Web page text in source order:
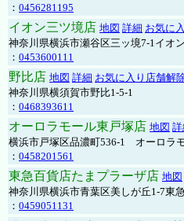
： 0456281195
イオン三ツ境店 地図 詳細 お気に
神奈川県横浜市瀬谷区三ッ境7-1イオ
： 0453600111
野比店 地図 詳細 お気に入り店舗解
神奈川県横須賀市野比1-5-1
： 0468393611
オーロラモール東戸塚店 地図 詳
横浜市戸塚区品濃町536-1 オーロラ
： 0458201561
東急百貨店たまプラーザ店 地図
神奈川県横浜市青葉区美しが丘1-7東
： 0459051131